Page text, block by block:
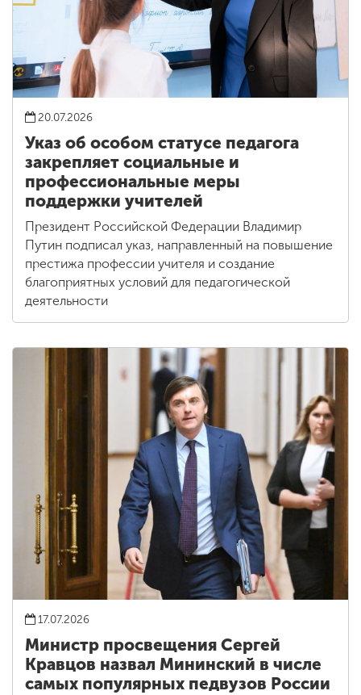
20.07.2026
Указ об особом статусе педагога
закрепляет социальные и
профессиональные меры
поддержки учителей
Президент Российской Федерации Владимир
Путин подписал указ, направленный на повышение
престижа профессии учителя и создание
благоприятных условий для педагогической
деятельности
17.07.2026
Министр просвещения Сергей
Кравцов назвал Мининский в числе
самых популярных педвузов России